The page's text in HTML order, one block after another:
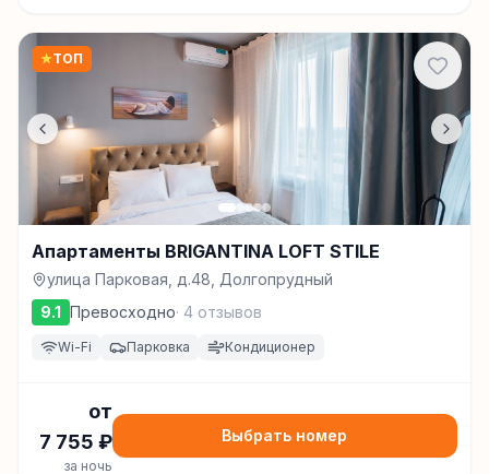
★ТОП
Апартаменты BRIGANTINA LOFT STILE
улица Парковая, д.48, Долгопрудный
9.1 Превосходно· 4 отзывов
Wi-Fi Парковка Кондиционер
от
7 755 ₽
за ночь
Выбрать номер